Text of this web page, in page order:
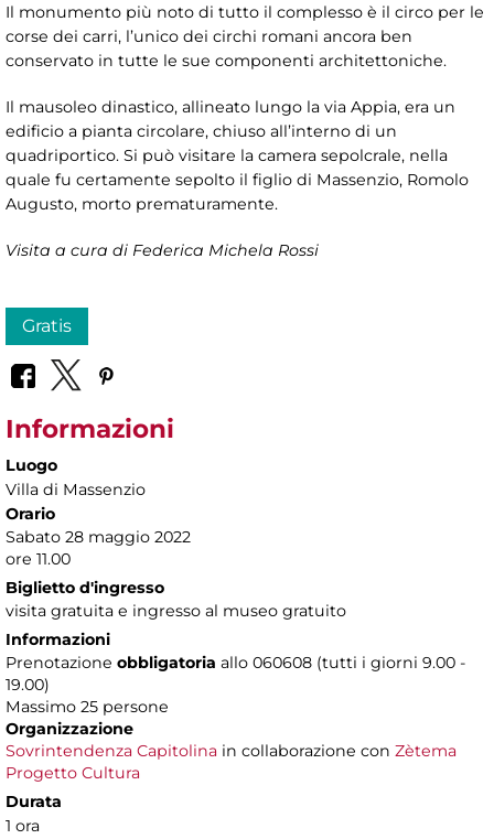
Il monumento più noto di tutto il complesso è il circo per le
corse dei carri, l’unico dei circhi romani ancora ben
conservato in tutte le sue componenti architettoniche.
Il mausoleo dinastico, allineato lungo la via Appia, era un
edificio a pianta circolare, chiuso all’interno di un
quadriportico. Si può visitare la camera sepolcrale, nella
quale fu certamente sepolto il figlio di Massenzio, Romolo
Augusto, morto prematuramente.
Visita a cura di Federica Michela Rossi
Gratis
Informazioni
Luogo
Villa di Massenzio
Orario
Sabato 28 maggio 2022
ore 11.00
Biglietto d'ingresso
visita gratuita e ingresso al museo gratuito
Informazioni
Prenotazione obbligatoria allo 060608 (tutti i giorni 9.00 -
19.00)
Massimo 25 persone
Organizzazione
Sovrintendenza Capitolina in collaborazione con Zètema
Progetto Cultura
Durata
1 ora